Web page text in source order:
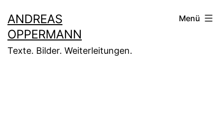
Inhalt
springen
ANDREAS
OPPERMANN
Texte. Bilder. Weiterleitungen.
Menü